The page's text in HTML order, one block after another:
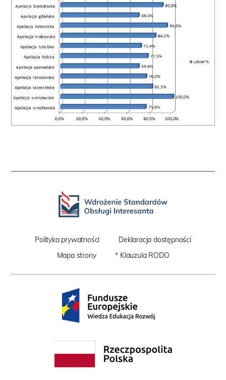
Stopka
Polityka prywatności
Deklaracja dostępności
Mapa strony
* Klauzula RODO